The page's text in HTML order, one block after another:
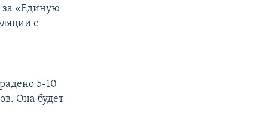
за «Единую
с
5-10
Она будет